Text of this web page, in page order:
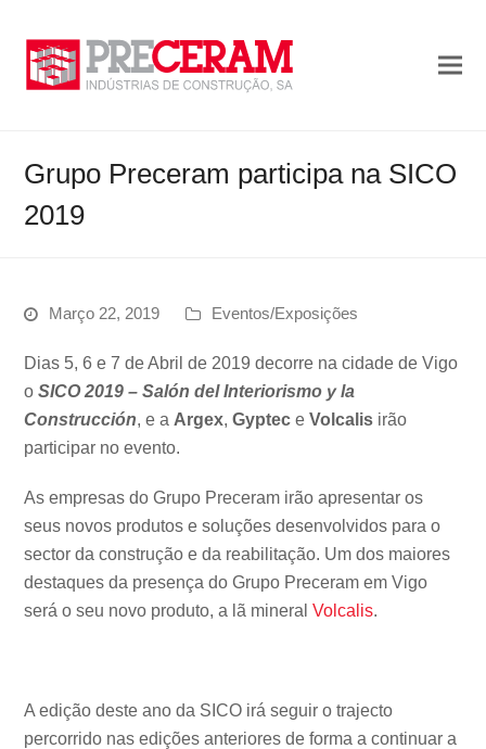
Grupo Preceram participa na SICO
2019
Março 22, 2019 Eventos/Exposições
Dias 5, 6 e 7 de Abril de 2019 decorre na cidade de Vigo
oSICO 2019 – Salón del Interiorismo y la
Construcción, e a Argex,Gyptec eVolcalis irão
participar no evento.
As empresas do Grupo Preceram irão apresentar os
seus novos produtos e soluções desenvolvidos para o
sector da construção e da reabilitação. Um dos maiores
destaques da presença do Grupo Preceram em Vigo
será o seu novo produto, a lã mineralVolcalis.
A edição deste ano da SICO irá seguir o trajecto
percorrido nas edições anteriores de forma a continuar a